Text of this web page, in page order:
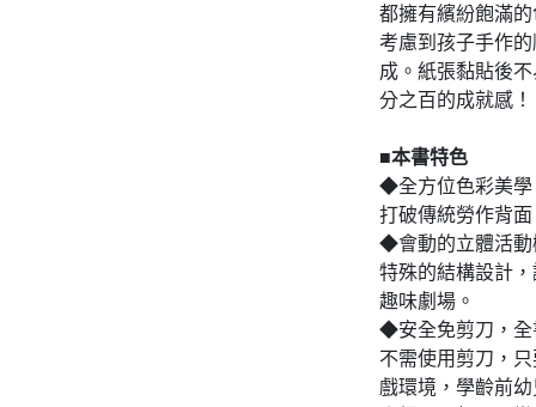
都擁有繽紛飽滿
考慮到孩子手作
成。紙張黏貼後
分之百的成就感！
■本書特色
◆全方位色彩美學
打破傳統勞作背
◆會動的立體活動
特殊的結構設計
趣味劇場。
◆安全免剪刀，全
不需使用剪刀，
戲環境，學齡前